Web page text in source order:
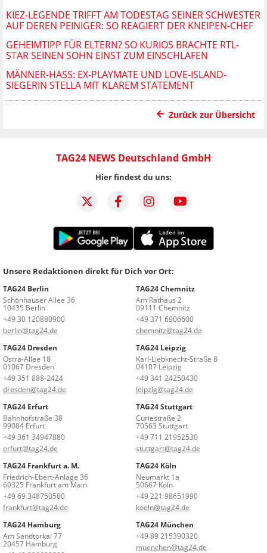
KIEZ-LEGENDE TRIFFT AM TODESTAG SEINER SCHWESTER
AUF DEREN PEINIGER: SO REAGIERT DER KNEIPEN-CHEF
GEHEIMTIPP FÜR ELTERN? SO KURIOS BRACHTE RTL-
STAR SEINEN SOHN EINST ZUM EINSCHLAFEN
MÄNNER-HASS: EX-PLAYMATE UND LOVE-ISLAND-
SIEGERIN STELLA MIT KLAREM STATEMENT
Zurück zur Übersicht
TAG24 NEWS Deutschland GmbH
Hier findest du uns:
Unsere Redaktionen direkt für Dich vor Ort:
TAG24 Berlin
Schönhauser Allee 36
10435 Berlin
+49 30 120880900
berlin@tag24.de
TAG24 Chemnitz
Am Rathaus 2
09111 Chemnitz
+49 371 6906600
chemnitz@tag24.de
TAG24 Dresden
Ostra-Allee 18
01067 Dresden
+49 351 888-2424
dresden@tag24.de
TAG24 Leipzig
Karl-Liebknecht-Straße 8
04107 Leipzig
+49 341 24250430
leipzig@tag24.de
TAG24 Erfurt
Bahnhofstraße 38
99084 Erfurt
+49 361 34947880
erfurt@tag24.de
TAG24 Stuttgart
Curiestraße 2
70563 Stuttgart
+49 711 21952530
stuttgart@tag24.de
TAG24 Frankfurt a. M.
Friedrich-Ebert-Anlage 36
60325 Frankfurt am Main
+49 69 348750580
frankfurt@tag24.de
TAG24 Köln
Neumarkt 1a
50667 Köln
+49 221 98651990
koeln@tag24.de
TAG24 Hamburg
Am Sandtorkai 77
20457 Hamburg
TAG24 München
+49 89 215390320
muenchen@tag24.de